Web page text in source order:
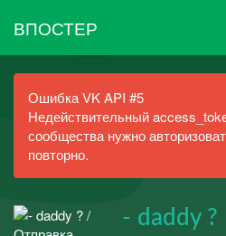
ВПОСТЕР
Ошибка VK API #5
Недействительный
сообщества нужно
повторно.
- daddy ?